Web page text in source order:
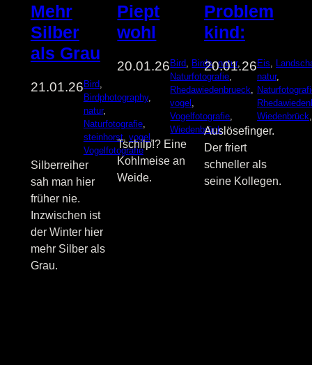
Mehr
Silber
als Grau
21.01.26Bird
Birdphotography
natur
Naturfotografie
steinhorst, vogel ,
Vogelfotografie
Silberreiher
sah man hier
früher nie.
Inzwischen ist
der Winter hier
mehr Silber als
Grau.
Piept
wohl
20.01.26Bird, Birds, natur ,
Naturfotografie
Rhedawiedenbrueck
vogel
Vogelfotografie
Wiedenbrück
Tschilp!? Eine
Kohlmeise an
Weide.
Problem
kind:
20.01.26Eis,
natur
Wiedenbrück
Auslösefinger.
Der friert
schneller als
seine Kollegen.